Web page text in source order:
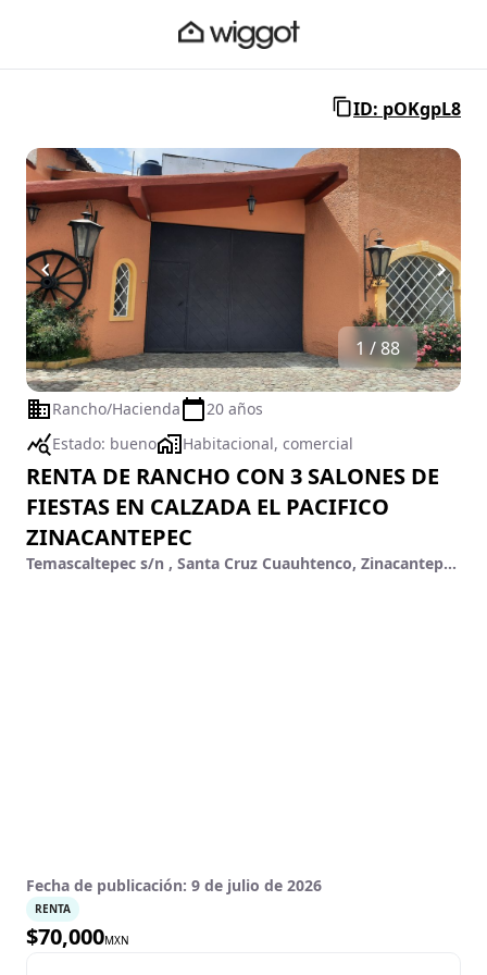
ID: pOKgpL8
1 / 88
Rancho/Hacienda
20 años
Estado: bueno Habitacional, comercial
RENTA DE RANCHO CON 3 SALONES DE
FIESTAS EN CALZADA EL PACIFICO
ZINACANTEPEC
Temascaltepec s/n , Santa Cruz Cuauhtenco, Zinacantepec, México
Fecha de publicación: 9 de julio de 2026
RENTA
$70,000MXN